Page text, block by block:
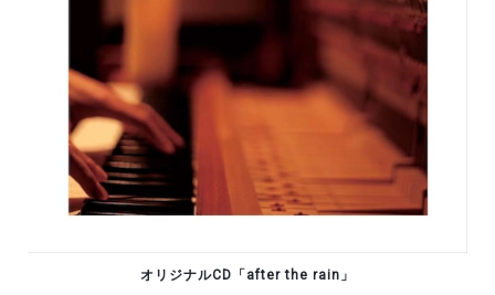
オリジナルCD「after the rain」